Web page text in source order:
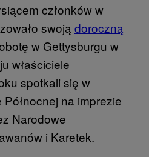
członków w
swoją doroczną
w Gettysburgu w
właściciele
spotkali się w
na imprezie
Narodowe
i Karetek.